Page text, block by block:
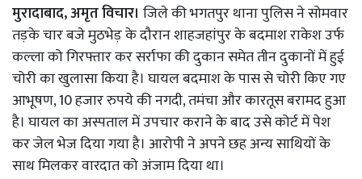
मुरादाबाद, अमृत विचार। जिले की भगतपुर थाना पुलिस ने सोमवार
तड़के चार बजे मुठभेड़ के दौरान शाहजहांपुर के बदमाश राकेश उर्फ
कल्ला को गिरफ्तार कर सर्राफा की दुकान समेत तीन दुकानों में हुई
चोरी का खुलासा किया है। घायल बदमाश के पास से चोरी किए गए
आभूषण, 10 हजार रुपये की नगदी, तमंचा और कारतूस बरामद हुआ
है। घायल का अस्पताल में उपचार कराने के बाद उसे कोर्ट में पेश
कर जेल भेज दिया गया है। आरोपी ने अपने छह अन्य साथियों के
साथ मिलकर वारदात को अंजाम दिया था।